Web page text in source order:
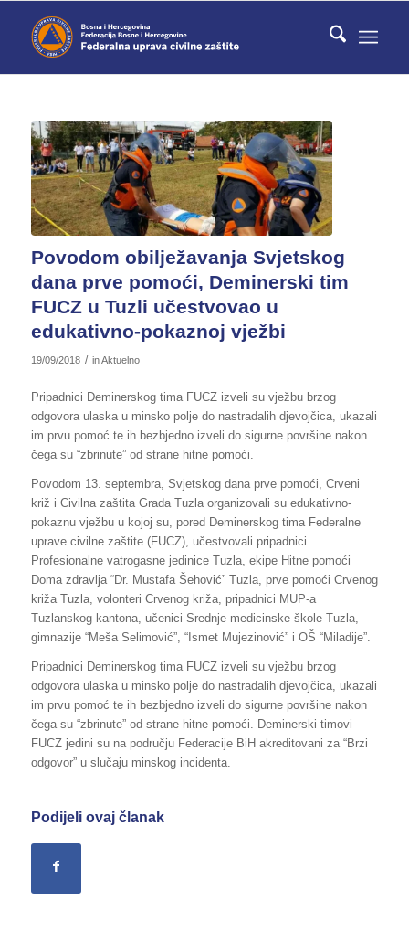
Povodom obilježavanja Svjetskog
dana prve pomoći, Deminerski tim
FUCZ u Tuzli učestvovao u
edukativno-pokaznoj vježbi
19/09/2018 / inAktuelno
Pripadnici Deminerskog tima FUCZ izveli su vježbu brzog
odgovora ulaska u minsko polje do nastradalih djevojčica, ukazali
im prvu pomoć te ih bezbjedno izveli do sigurne površine nakon
čega su “zbrinute” od strane hitne pomoći.
Povodom 13. septembra, Svjetskog dana prve pomoći, Crveni
križ i Civilna zaštita Grada Tuzla organizovali su edukativno-
pokaznu vježbu u kojoj su, pored Deminerskog tima Federalne
uprave civilne zaštite (FUCZ), učestvovali pripadnici
Profesionalne vatrogasne jedinice Tuzla, ekipe Hitne pomoći
Doma zdravlja “Dr. Mustafa Šehović” Tuzla, prve pomoći Crvenog
križa Tuzla, volonteri Crvenog križa, pripadnici MUP-a
Tuzlanskog kantona, učenici Srednje medicinske škole Tuzla,
gimnazije “Meša Selimović”, “Ismet Mujezinović” i OŠ “Miladije”.
Pripadnici Deminerskog tima FUCZ izveli su vježbu brzog
odgovora ulaska u minsko polje do nastradalih djevojčica, ukazali
im prvu pomoć te ih bezbjedno izveli do sigurne površine nakon
čega su “zbrinute” od strane hitne pomoći. Deminerski timovi
FUCZ jedini su na području Federacije BiH akreditovani za “Brzi
odgovor” u slučaju minskog incidenta.
Podijeli ovaj članak